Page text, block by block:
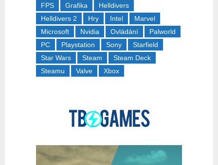
FPS
Grafika
Helldivers
Helldivers 2
Hry Intel
Marvel
Microsoft
Nvidia Ovládání
Palworld
PC
Playstation Sony
Starfield
Star Wars
Steam
Steam Deck
Steamu
Valve Xbox